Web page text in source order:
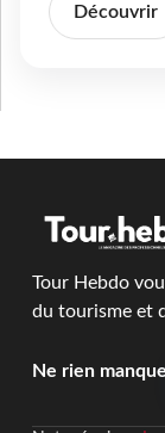
Découvrir
Tour Hebdo
du tourisme et
Ne rien